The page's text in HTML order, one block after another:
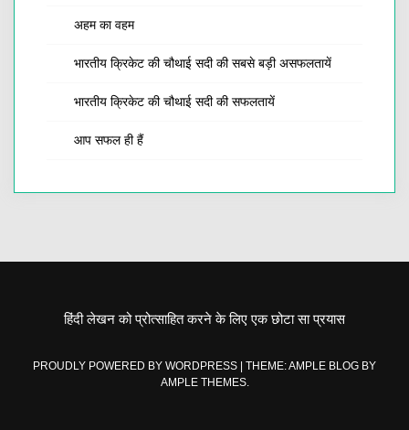
अहम का वहम
भारतीय क्रिकेट की चौथाई सदी की सबसे बड़ी असफलतायें
भारतीय क्रिकेट की चौथाई सदी की सफलतायें
आप सफल ही हैं
हिंदी लेखन को प्रोत्साहित करने के लिए एक छोटा सा प्रयास
PROUDLY POWERED BY WORDPRESS
THEME: AMPLE BLOG BY
AMPLE THEMES.